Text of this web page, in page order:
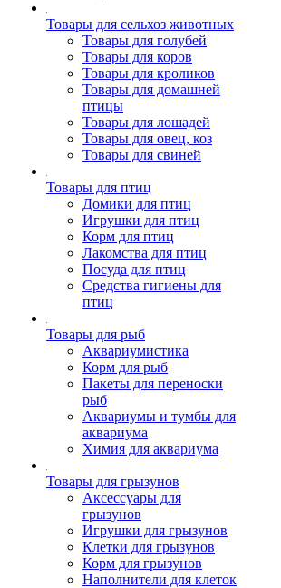
Товары для сельхоз животных
Товары для голубей
Товары для коров
Товары для кроликов
Товары для домашней
птицы
Товары для лошадей
Товары для овец, коз
Товары для свиней
Товары для птиц
Домики для птиц
Игрушки для птиц
Корм для птиц
Лакомства для птиц
Посуда для птиц
Средства гигиены для
птиц
Товары для рыб
Аквариумистика
Корм для рыб
Пакеты для переноски
рыб
Аквариумы и тумбы для
аквариума
Химия для аквариума
Товары для грызунов
Аксессуары для
грызунов
Игрушки для грызунов
Клетки для грызунов
Корм для грызунов
Наполнители для клеток